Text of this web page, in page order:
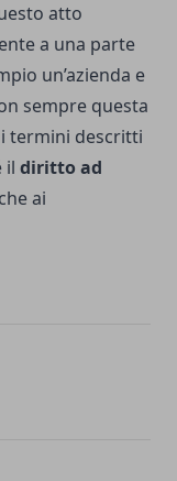
atto
a una parte
un’azienda e
sempre questa
termini descritti
il diritto ad
ai